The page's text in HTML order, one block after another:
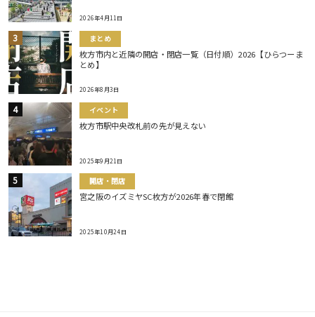
2026年4月11日
まとめ
枚方市内と近隣の開店・閉店一覧（日付順）2026【ひらつーま
とめ】
2026年8月3日
イベント
枚方市駅中央改札前の先が見えない
2025年9月21日
開店・閉店
宮之阪のイズミヤSC枚方が2026年春で閉館
2025年10月24日